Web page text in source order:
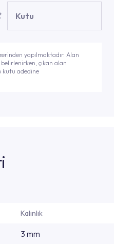
Kutu
yapılmaktadır. Alan
çıkan alan
kutu adedine
Kalınlık
3 mm